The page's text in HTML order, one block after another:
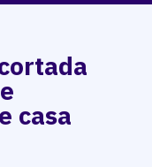
casa